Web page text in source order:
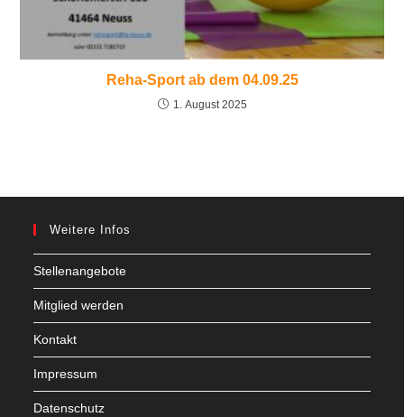
Reha-Sport ab dem 04.09.25
1. August 2025
Weitere Infos
Stellenangebote
Mitglied werden
Kontakt
Impressum
Datenschutz